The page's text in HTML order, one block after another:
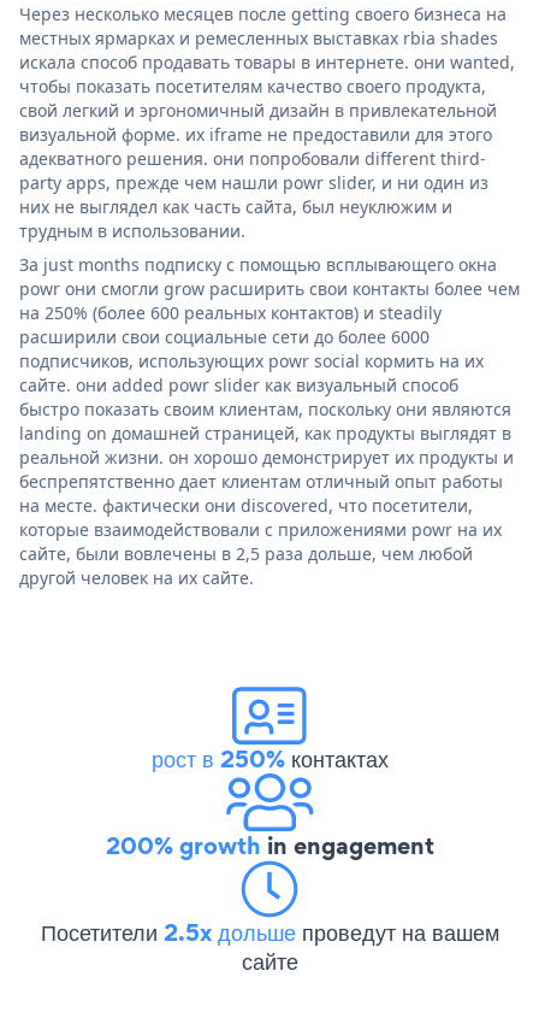
Через несколько месяцев после getting своего бизнеса на
местных ярмарках и ремесленных выставках rbia shades
искала способ продавать товары в интернете. они wanted,
чтобы показать посетителям качество своего продукта,
свой легкий и эргономичный дизайн в привлекательной
визуальной форме. их iframe не предоставили для этого
адекватного решения. они попробовали different third-
party apps, прежде чем нашли powr slider, и ни один из
них не выглядел как часть сайта, был неуклюжим и
трудным в использовании.
За just months подписку с помощью всплывающего окна
powr они смогли grow расширить свои контакты более чем
на 250% (более 600 реальных контактов) и steadily
расширили свои социальные сети до более 6000
подписчиков, использующих powr social кормить на их
сайте. они added powr slider как визуальный способ
быстро показать своим клиентам, поскольку они являются
landing on домашней страницей, как продукты выглядят в
реальной жизни. он хорошо демонстрирует их продукты и
беспрепятственно дает клиентам отличный опыт работы
на месте. фактически они discovered, что посетители,
которые взаимодействовали с приложениями powr на их
сайте, были вовлечены в 2,5 раза дольше, чем любой
другой человек на их сайте.
рост в 250%контактах
200% growth in engagement
Посетители 2.5x дольше проведут на вашем
сайте